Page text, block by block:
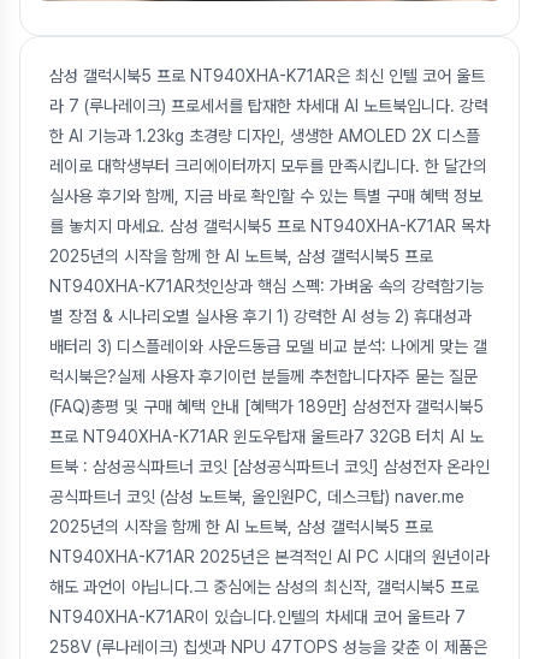
삼성 갤럭시북5 프로 NT940XHA-K71AR은 최신 인텔 코어 울트
라 7 (루나레이크) 프로세서를 탑재한 차세대 AI 노트북입니다. 강력
한 AI 기능과 1.23kg 초경량 디자인, 생생한 AMOLED 2X 디스플
레이로 대학생부터 크리에이터까지 모두를 만족시킵니다. 한 달간의
실사용 후기와 함께, 지금 바로 확인할 수 있는 특별 구매 혜택 정보
를 놓치지 마세요. 삼성 갤럭시북5 프로 NT940XHA-K71AR 목차
2025년의 시작을 함께 한 AI 노트북, 삼성 갤럭시북5 프로
NT940XHA-K71AR첫인상과 핵심 스펙: 가벼움 속의 강력함기능
별 장점 & 시나리오별 실사용 후기 1) 강력한 AI 성능 2) 휴대성과
배터리 3) 디스플레이와 사운드동급 모델 비교 분석: 나에게 맞는 갤
럭시북은?실제 사용자 후기이런 분들께 추천합니다자주 묻는 질문
(FAQ)총평 및 구매 혜택 안내 [혜택가 189만] 삼성전자 갤럭시북5
프로 NT940XHA-K71AR 윈도우탑재 울트라7 32GB 터치 AI 노
트북 : 삼성공식파트너 코잇 [삼성공식파트너 코잇] 삼성전자 온라인
공식파트너 코잇 (삼성 노트북, 올인원PC, 데스크탑) naver.me
2025년의 시작을 함께 한 AI 노트북, 삼성 갤럭시북5 프로
NT940XHA-K71AR 2025년은 본격적인 AI PC 시대의 원년이라
해도 과언이 아닙니다.그 중심에는 삼성의 최신작, 갤럭시북5 프로
NT940XHA-K71AR이 있습니다.인텔의 차세대 코어 울트라 7
258V (루나레이크) 칩셋과 NPU 47TOPS 성능을 갖춘 이 제품은